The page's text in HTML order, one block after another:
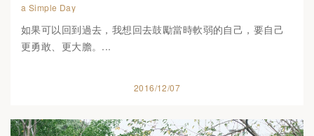
a Simple Day
如果可以回到過去，我想回去鼓勵當時軟弱的自己，要自己
更勇敢、更大膽。...
2016/12/07